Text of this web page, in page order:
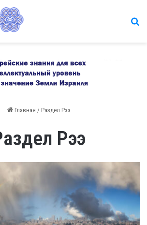
Главная / Раздел Рээ
Рээ